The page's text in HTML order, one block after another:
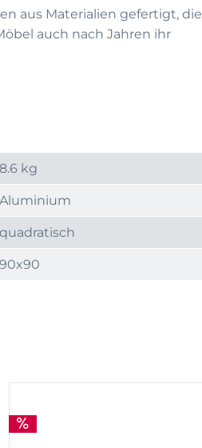
aus Materialien gefertigt, die
auch nach Jahren ihr
8.6 kg
Aluminium
quadratisch
90x90